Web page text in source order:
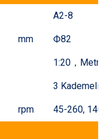
A2-8
mm Ф82
1:20，
3 Kademeli
rpm 45-260,